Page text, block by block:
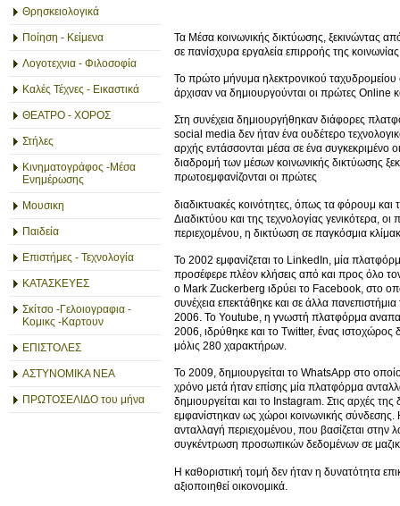
Θρησκειολογικά
Ποίηση - Κείμενα
Λογοτεχνια - Φιλοσοφία
Καλές Τέχνες - Εικαστικά
ΘΕΑΤΡΟ - ΧΟΡΟΣ
Στήλες
Κινηματογράφος -Μέσα
Ενημέρωσης
Μουσικη
Παιδεία
Επιστήμες - Τεχνολογία
ΚΑΤΑΣΚΕΥΕΣ
Σκίτσο -Γελοιογραφια -
Κομικς -Καρτουν
ΕΠΙΣΤΟΛΕΣ
ΑΣΤΥΝΟΜΙΚΑ ΝΕΑ
ΠΡΩΤΟΣΕΛΙΔΟ του μήνα
Τα Μέσα κοινωνικής δικτύωσης, ξεκινώντας
σε πανίσχυρα εργαλεία επιρροής της
Το πρώτο μήνυμα ηλεκτρονικού
άρχισαν να δημιουργούνται οι πρώτες Online
Στη συνέχεια δημιουργήθηκαν διάφορες
social media δεν ήταν ένα ουδέτερο
αρχής εντάσσονται μέσα σε ένα συγκεκριμένο
διαδρομή των μέσων κοινωνικής δικτύωσης
πρωτοεμφανίζονται οι πρώτες
διαδικτυακές κοινότητες, όπως τα φόρουμ
Διαδικτύου και της τεχνολογίας γενικότερα,
περιεχομένου, η δικτύωση σε παγκόσμια
Το 2002 εμφανίζεται το LinkedIn, μία
προσέφερε πλέον κλήσεις από και προς όλο
ο Mark Zuckerberg ιδρύει το Facebook, στο
συνέχεια επεκτάθηκε και σε άλλα
2006. Το Youtube, η γνωστή πλατφόρμα
2006, ιδρύθηκε και το Τwitter, ένας ιστοχώρος
μόλις 280 χαρακτήρων.
Το 2009, δημιουργείται το WhatsΑpp στο
χρόνο μετά ήταν επίσης μία πλατφόρμα
δημιουργείται και το Instagram. Στις αρχές
εμφανίστηκαν ως χώροι κοινωνικής σύνδεσης.
ανταλλαγή περιεχομένου, που βασίζεται
συγκέντρωση προσωπικών δεδομένων σε
Η καθοριστική τομή δεν ήταν η δυνατότητα
αξιοποιηθεί οικονομικά.